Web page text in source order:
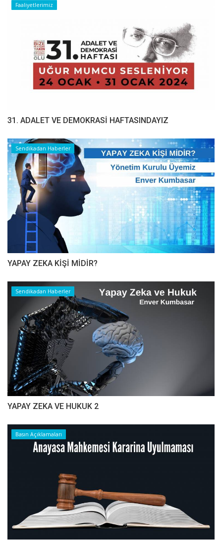
Faaliyetlerimiz
31. ADALET VE DEMOKRASİ HAFTASINDAYIZ
Sendikadan Haberler
YAPAY ZEKA KİŞİ MİDİR?
Sendikadan Haberler
YAPAY ZEKA VE HUKUK 2
Basın Açıklamaları